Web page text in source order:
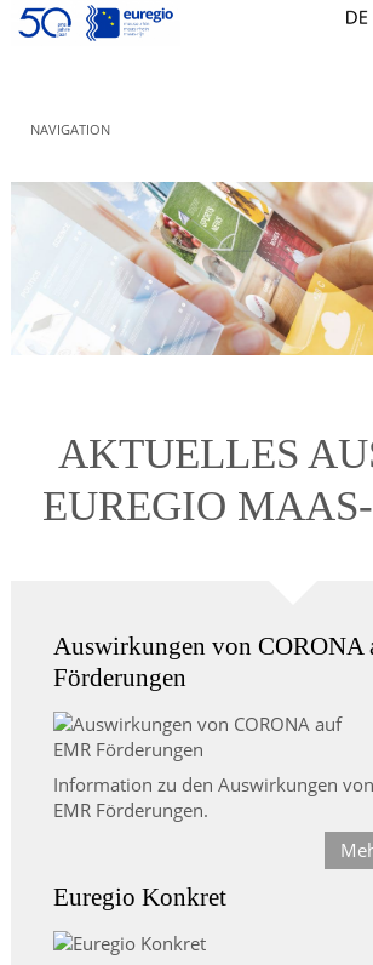
NAVIGATION
AKTUELLES
EUREGIO
Auswirkungen von CORONA
Förderungen
Information zu den Auswirkungen
EMR Förderungen.
Euregio Konkret